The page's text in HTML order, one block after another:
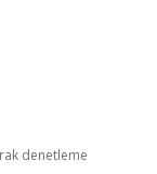
denetleme